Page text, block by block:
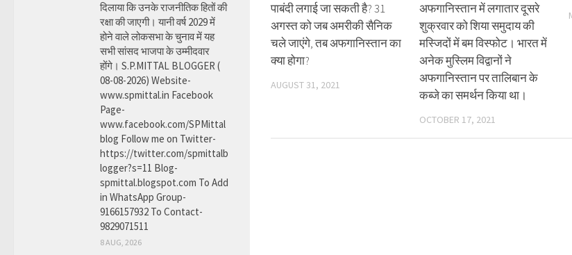
पाबंदी लगाई जा सकती है? 31
अगस्त को जब अमरीकी सैनिक
चले जाएंगे, तब अफगानिस्तान का
क्या होगा?
AUGUST 31, 2021
अफगानिस्तान में लगातार दूसरे
शुक्रवार को शिया समुदाय की
मस्जिदों में बम विस्फोट। भारत में
अनेक मुस्लिम विद्वानों ने
अफगानिस्तान पर तालिबान के
कब्जे का समर्थन किया था।
OCTOBER 17, 2021
दिलाया कि उनके राजनीतिक हितों की
रक्षा की जाएगी। यानी वर्ष 2029 में
होने वाले लोकसभा के चुनाव में यह
सभी सांसद भाजपा के उम्मीदवार
होंगे। S.P.MITTAL BLOGGER (
08-08-2026) Website-
www.spmittal.in Facebook
Page-
www.facebook.com/SPMittal
blog Follow me on Twitter-
https://twitter.com/spmittalb
logger?s=11 Blog-
spmittal.blogspot.com To Add
in WhatsApp Group-
9166157932 To Contact-
9829071511
8 AUG, 2026